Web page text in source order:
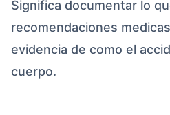
Significa documentar lo
recomendaciones
evidencia de como el
cuerpo.